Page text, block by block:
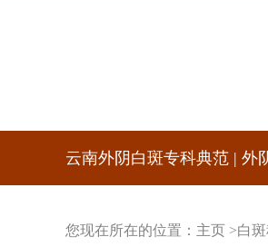
云南外阴白斑专科典范 | 外
您现在所在的位置： 主页 >白